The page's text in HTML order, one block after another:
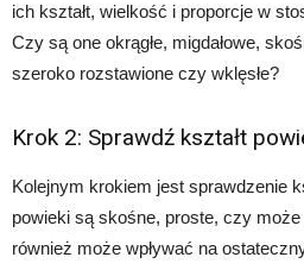
ich kształt, wielkość i proporcje w
Czy są one okrągłe, migdałowe,
szeroko rozstawione czy wklęsłe?
Krok 2: Sprawdź kształt
Kolejnym krokiem jest sprawdzenie
powieki są skośne, proste, czy może
również może wpływać na